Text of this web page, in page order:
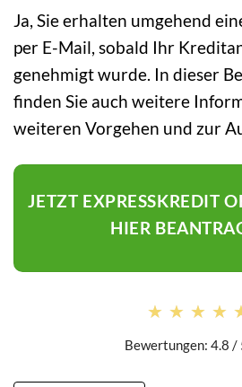
Ja, Sie erhalten umgehend
per E-Mail, sobald Ihr
genehmigt wurde. In dieser
finden Sie auch weitere
weiteren Vorgehen und zur
JETZT EXPRESSKREDIT
HIER
Bewertungen: 4.8 /